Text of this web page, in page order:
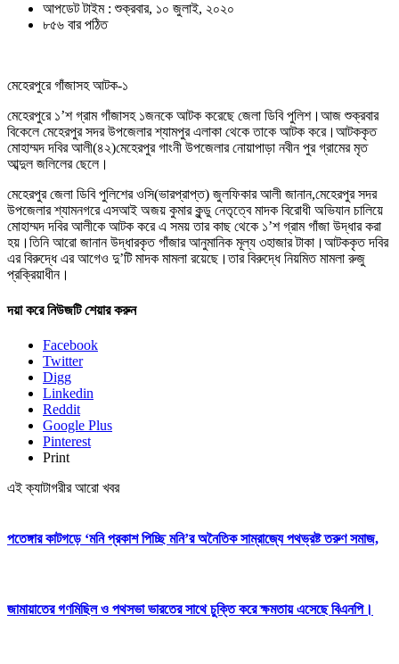
আপডেট টাইম : শুক্রবার, ১০ জুলাই, ২০২০
৮৫৬ বার পঠিত
মেহেরপুরে গাঁজাসহ আটক-১
মেহেরপুরে ১’শ গ্রাম গাঁজাসহ ১জনকে আটক করেছে জেলা ডিবি পুলিশ।আজ শুক্রবার
বিকেলে মেহেরপুর সদর উপজেলার শ্যামপুর এলাকা থেকে তাকে আটক করে।আটককৃত
মোহাম্মদ দবির আলী(৪২)মেহেরপুর গাংনী উপজেলার নোয়াপাড়া নবীন পুর গ্রামের মৃত
আব্দুল জলিলের ছেলে।
মেহেরপুর জেলা ডিবি পুলিশের ওসি(ভারপ্রাপ্ত) জুলফিকার আলী জানান,মেহেরপুর সদর
উপজেলার শ্যামনগরে এসআই অজয় কুমার কুন্ডু নেতৃত্বে মাদক বিরোধী অভিযান চালিয়ে
মোহাম্মদ দবির আলীকে আটক করে এ সময় তার কাছ থেকে ১’শ গ্রাম গাঁজা উদ্ধার করা
হয়।তিনি আরো জানান উদ্ধারকৃত গাঁজার আনুমানিক মূল্য ৩হাজার টাকা।আটককৃত দবির
এর বিরুদ্ধে এর আগেও দু’টি মাদক মামলা রয়েছে।তার বিরুদ্ধে নিয়মিত মামলা রুজু
প্রক্রিয়াধীন।
দয়া করে নিউজটি শেয়ার করুন
Facebook
Twitter
Digg
Linkedin
Reddit
Google Plus
Pinterest
Print
এই ক্যাটাগরীর আরো খবর
পতেঙ্গার কাটগড়ে ‘মনি প্রকাশ পিচ্ছি মনি’র অনৈতিক সাম্রাজ্যে পথভ্রষ্ট তরুণ সমাজ,
জামায়াতের গণমিছিল ও পথসভা ভারতের সাথে চুক্তি করে ক্ষমতায় এসেছে বিএনপি।